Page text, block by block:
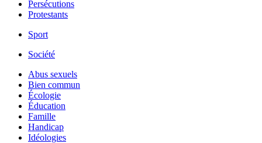
Persécutions
Protestants
Sport
Société
Abus sexuels
Bien commun
Écologie
Éducation
Famille
Handicap
Idéologies